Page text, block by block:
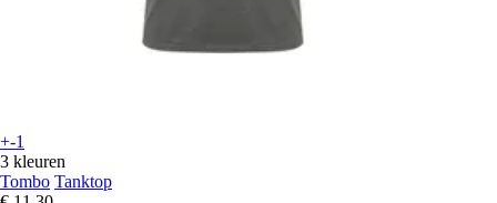
+-1
3 kleuren
Tombo Tanktop